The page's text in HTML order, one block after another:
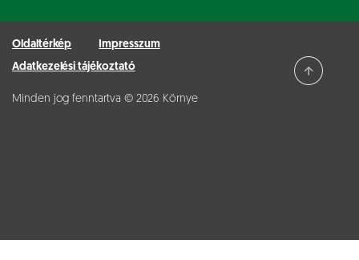
Oldaltérkép
Impresszum
Adatkezelési tájékoztató
Minden jog fenntartva © 2026 Környe